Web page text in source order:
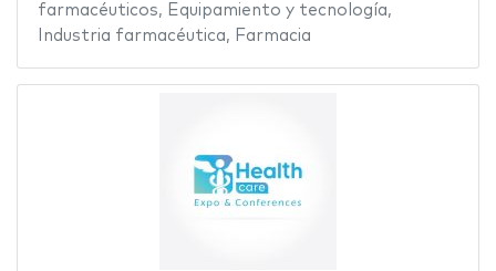
farmacéuticos, Equipamiento y tecnología,
Industria farmacéutica, Farmacia